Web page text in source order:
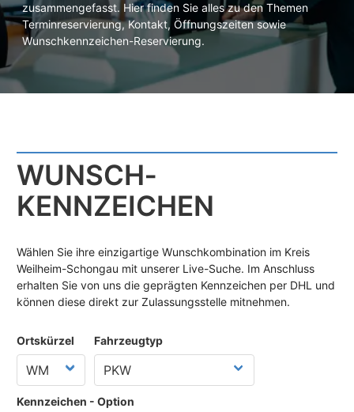
zusammengefasst. Hier finden Sie alles zu den Themen
Terminreservierung, Kontakt, Öffnungszeiten sowie
Wunschkennzeichen-Reservierung.
WUNSCH­
KENNZEICHEN
Wählen Sie ihre einzigartige Wunschkombination im Kreis
Weilheim-Schongau mit unserer Live-Suche. Im Anschluss
erhalten Sie von uns die geprägten Kennzeichen per DHL und
können diese direkt zur Zulassungsstelle mitnehmen.
Ortskürzel Fahrzeugtyp
Kennzeichen - Option